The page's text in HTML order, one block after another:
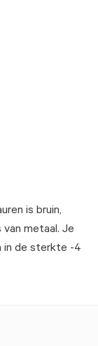
is bruin,
metaal. Je
in de sterkte -4